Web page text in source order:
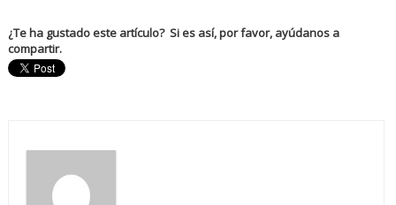
¿Te ha gustado este artículo? Si es así, por favor, ayúdanos a
compartir.